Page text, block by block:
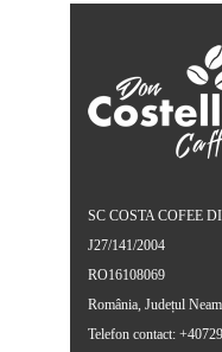
SC COSTA COFEE
J27/141/2004
RO16108069
România, Județul
Telefon contact: